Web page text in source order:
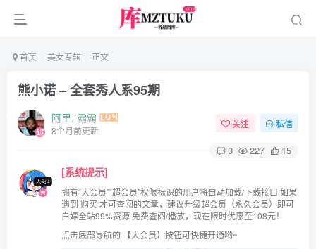
首页 美女专辑 正文
熊小诺 – 全套秀人系95期
阿里, 霸霸
8个月前更新
关注 私信
0 227 15
[系统提示]
拥有“大会员”“超会员”权限标识的用户将自动加载/下载接口 如果
遇到 购买 才可查阅的文章，建议升级超会员（永久会员）即可
白嫖全站99%资源 免费查阅/播放，现在限时优惠至108元！
点击底部导航的 【大会员】按钮可快捷开通哟~